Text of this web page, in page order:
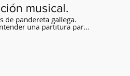
musical.
de pandereta gallega.
una partitura para